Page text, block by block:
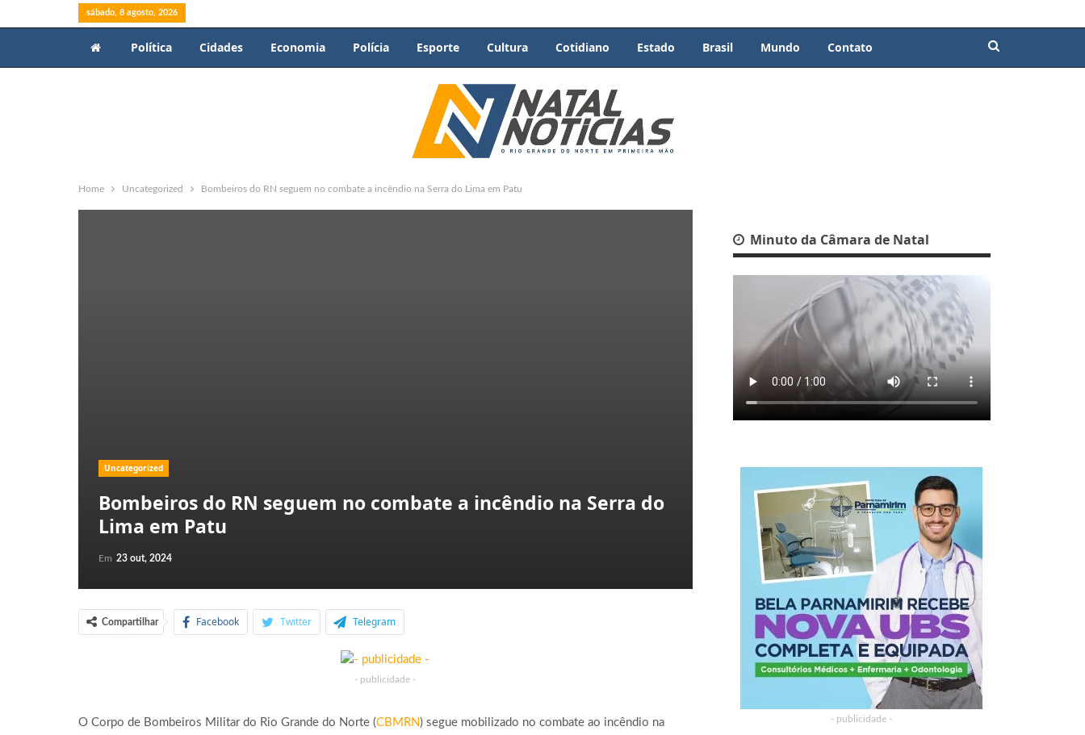
sábado, 8 agosto, 2026
Política Cidades Economia Polícia Esporte Cultura Cotidiano Estado Brasil Mundo Contato
Home Uncategorized Bombeiros do RN seguem no combate a incêndio na Serra do Lima em Patu
Uncategorized
Bombeiros do RN seguem no combate a incêndio na Serra do
Lima em Patu
Em 23 out, 2024
Compartilhar Facebook Twitter Telegram
- publicidade -
O Corpo de Bombeiros Militar do Rio Grande do Norte (CBMRN ) segue mobilizado no combate ao incêndio na
Minuto da Câmara de Natal
- publicidade -